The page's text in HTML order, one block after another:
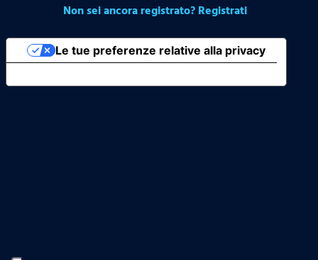
Non sei ancora registrato? Registrati
Le tue preferenze relative alla privacy